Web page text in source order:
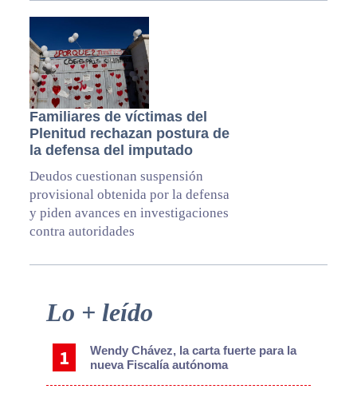
Familiares de víctimas del
Plenitud rechazan postura de
la defensa del imputado
Deudos cuestionan suspensión
provisional obtenida por la defensa
y piden avances en investigaciones
contra autoridades
Primary
Lo + leído
Wendy Chávez, la carta fuerte para la
nueva Fiscalía autónoma